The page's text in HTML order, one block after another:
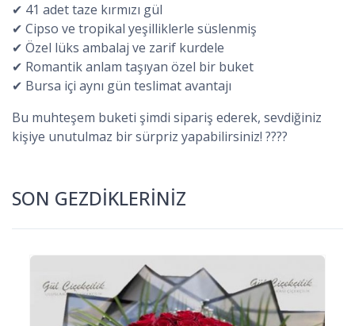
✔ 41 adet taze kırmızı gül
✔ Cipso ve tropikal yeşilliklerle süslenmiş
✔ Özel lüks ambalaj ve zarif kurdele
✔ Romantik anlam taşıyan özel bir buket
✔ Bursa içi aynı gün teslimat avantajı
Bu muhteşem buketi şimdi sipariş ederek, sevdiğiniz
kişiye unutulmaz bir sürpriz yapabilirsiniz! ????
SON GEZDİKLERİNİZ